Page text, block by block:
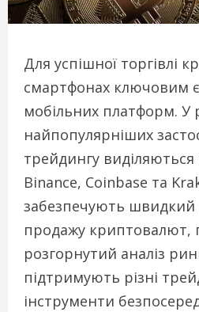
Для успішної торгівлі
смартфонах ключовим
мобільних платформ. У
найпопулярніших
трейдингу виділяються
Binance, Coinbase та
забезпечують швидкий
продажу криптовалют,
розгорнутий аналіз
підтримують різні
інструменти